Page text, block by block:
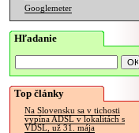
Googlemeter
Hľadanie
Top články
Na Slovensku sa v tichosti
vypína ADSL v lokalitách s
VDSL, už 31. mája